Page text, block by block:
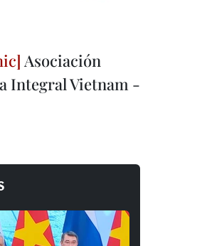
Asociación
Integral Vietnam -